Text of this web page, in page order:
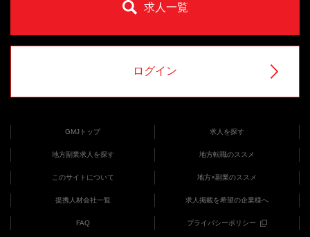
求人一覧
ログイン
GMJトップ 求人を探す
地方副業求人を探す 地方転職のススメ
このサイトについて 地方×副業のススメ
提携人材会社一覧 求人掲載を希望の企業様へ
FAQ プライバシーポリシー